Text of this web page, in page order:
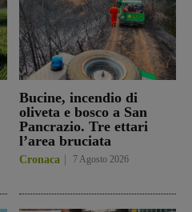
Bucine, incendio di
oliveta e bosco a San
Pancrazio. Tre ettari
l’area bruciata
Cronaca 7 Agosto 2026